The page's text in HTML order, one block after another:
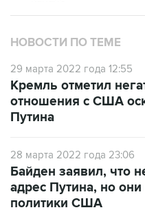
НОВОСТИ ПО ТЕМЕ
29 марта 2022 года 12:55
отношения с США
Путина
28 марта 2022 года 23:06
адрес Путина, но они
политики США